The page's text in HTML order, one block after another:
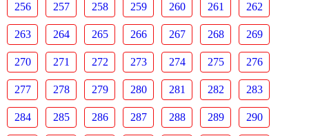
256 257 258 259 260 261 262
263 264 265 266 267 268 269
270 271 272 273 274 275 276
277 278 279 280 281 282 283
284 285 286 287 288 289 290